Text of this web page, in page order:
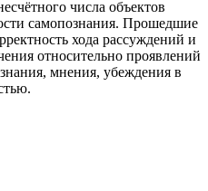
числа объектов
самопознания. Прошедшие
хода рассуждений и
относительно проявлений
мнения, убеждения в